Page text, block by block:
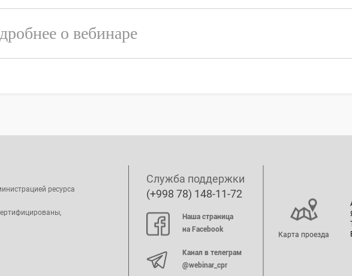
о вебинаре
ресурса
Служба поддержки
(+998 78) 148-11-72
Наша страница
на Facebook
Канал в телеграм
@webinar_cpr
Карта проезда